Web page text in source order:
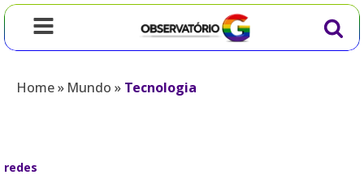
Home» Mundo » Tecnologia
redes